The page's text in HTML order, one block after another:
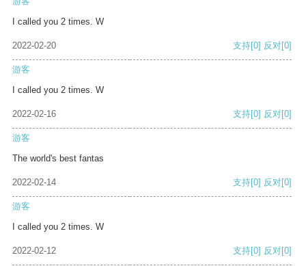
I called you 2 times. W
2022-02-20 支持[0] 反对[0]
游客
I called you 2 times. W
2022-02-16 支持[0] 反对[0]
游客
The world's best fantas
2022-02-14 支持[0] 反对[0]
游客
I called you 2 times. W
2022-02-12 支持[0] 反对[0]